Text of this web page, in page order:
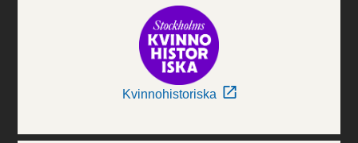
Kvinnohistoriska